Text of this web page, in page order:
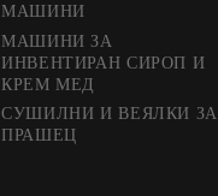
МАШИНИ
МАШИНИ ЗА
ИНВЕНТИРАН СИРОП И
КРЕМ МЕД
СУШИЛНИ И ВЕЯЛКИ ЗА
ПРАШЕЦ